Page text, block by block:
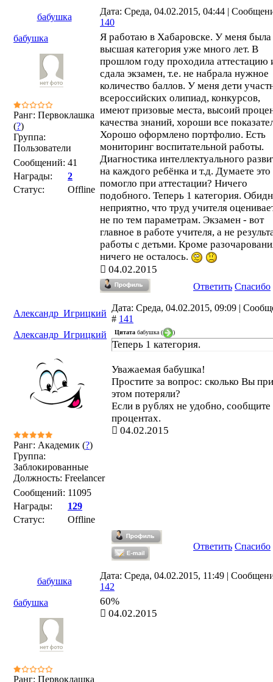
бабушка
Дата: Среда, 04.02.2015, 04:44 |
140
бабушка
Ранг: Первоклашка
(?)
Группа:
Пользователи
Сообщений: 41
Награды:
2
Статус:
Offline
Я работаю в Хабаровске. У меня была
высшая категория уже много лет. В
прошлом году проходила аттестацию
сдала экзамен, т.е. не набрала нужное
количество баллов. У меня дети
всероссийских олипиад, конкурсов,
имеют призовые места, высоий
качества знаний, хороши все
Хорошо оформлено портфолио. Есть
мониторинг воспитательной работы.
Диагностика интеллектуального
на каждого ребёнка и т.д. Думаете это
помогло при аттестации? Ничего
подобного. Теперь 1 категория.
неприятно, что труд учителя
не по тем параметрам. Экзамен - вот
главное в работе учителя, а не
работы с детьми. Кроме
ничего не осталось.
04.02.2015
Ответить Спасибо
Александр_Игрицкий
Дата: Среда, 04.02.2015, 09:09 |
# 141
Александр_Игрицкий
Ранг: Академик (?)
Группа:
Заблокированные
Должность: Freelancer
Сообщений: 11095
Награды:
129
Статус:
Offline
Цитата бабушка ( )
Теперь 1 категория.
Уважаемая бабушка!
Простите за вопрос: сколько Вы при
этом потеряли?
Если в рублях не удобно, сообщите
процентах.
04.02.2015
Ответить Спасибо
бабушка
Дата: Среда, 04.02.2015, 11:49 |
142
бабушка
Ранг: Первоклашка
60%
04.02.2015